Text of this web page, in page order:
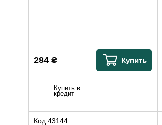
284 ₴ Купить
Купить в
кредит
Код 43144